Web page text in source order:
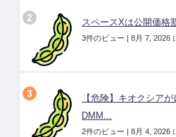
スペースXは公開価格
3件のビュー | 8月 7, 2026
【危険】キオクシア
DMM...
2件のビュー | 8月 4, 2026